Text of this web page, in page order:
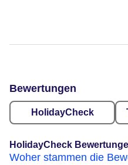
Bewertungen
HolidayCheck
HolidayCheck
Woher stammen die